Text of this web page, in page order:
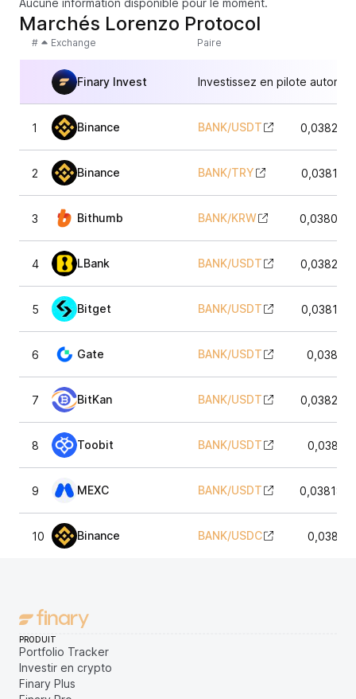
Aucune information disponible pour le moment.
Marchés Lorenzo Protocol
# Exchange Paire
Finary Invest Investissez en pilote
1 Binance BANK/USDT
2 Binance BANK/TRY
3 Bithumb BANK/KRW
4 LBank BANK/USDT
5 Bitget BANK/USDT
6 Gate BANK/USDT
7 BitKan BANK/USDT
8 Toobit BANK/USDT
9 MEXC BANK/USDT
10 Binance BANK/USDC
PRODUIT
Portfolio Tracker
Investir en crypto
Finary Plus